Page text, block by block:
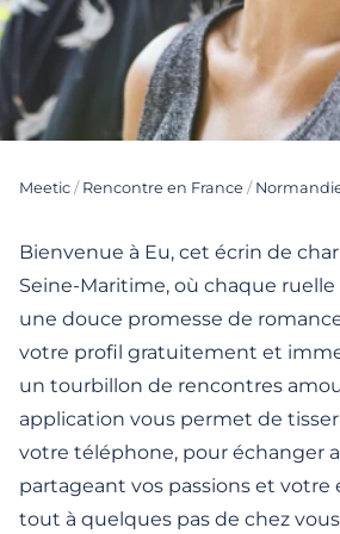
Meetic / Rencontre en France /
Bienvenue à Eu, cet écrin de
Seine-Maritime, où chaque
une douce promesse de
votre profil gratuitement et
un tourbillon de rencontres
application vous permet de
votre téléphone, pour échanger
partageant vos passions et votre
tout à quelques pas de chez